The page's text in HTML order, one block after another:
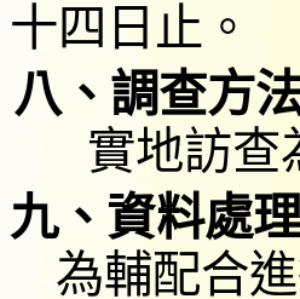
十四日止。
八、調查方
實地訪查
九、資料處
為輔配合進